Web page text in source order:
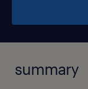
summary